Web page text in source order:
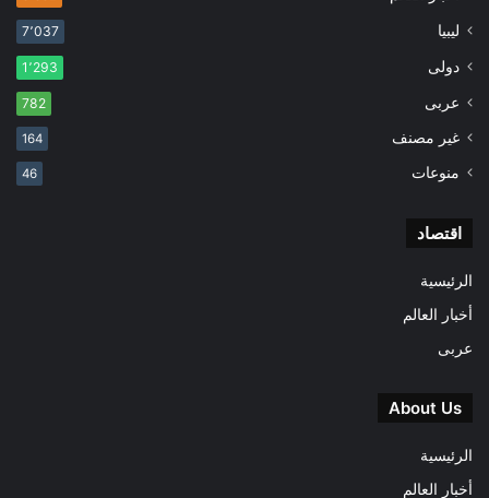
ليبيا 7٬037
دولى 1٬293
عربى 782
غير مصنف 164
منوعات 46
اقتصاد
الرئيسية
أخبار العالم
عربى
About Us
الرئيسية
أخبار العالم